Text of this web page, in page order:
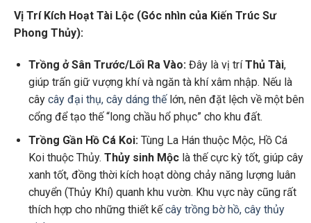
Vị Trí Kích Hoạt Tài Lộc (Góc nhìn của Kiến Trúc Sư
Phong Thủy):
Trồng ở Sân Trước/Lối Ra Vào:Đây là vị tríThủ Tài,
giúp trấn giữ vượng khí và ngăn tà khí xâm nhập. Nếu là
cây cây đại thụ, cây dáng thếlớn, nên đặt lệch về một bên
cổng để tạo thế “long chầu hổ phục” cho khu đất.
Trồng Gần Hồ Cá Koi:Tùng La Hán thuộc Mộc, Hồ Cá
Koi thuộc Thủy. Thủy sinh Mộclà thế cực kỳ tốt, giúp cây
xanh tốt, đồng thời kích hoạt dòng chảy năng lượng luân
chuyển (Thủy Khí) quanh khu vườn. Khu vực này cũng rất
thích hợp cho những thiết kếcây trồng bờ hồ, cây thủy